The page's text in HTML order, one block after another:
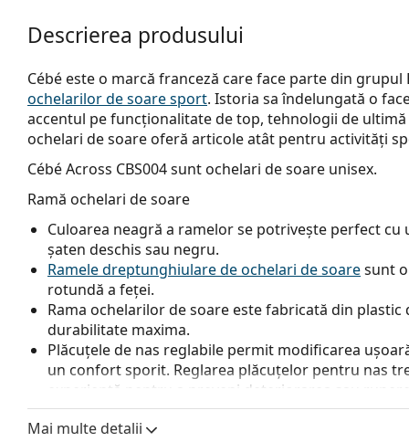
Descrierea produsului
Cébé este o marcă franceză care face parte din
ochelarilor de soare sport. Istoria sa îndelungată o
accentul pe funcționalitate de top, tehnologii de
ochelari de soare oferă articole atât pentru activități
Cébé Across CBS004sunt ochelari de soare unisex.
Ramă ochelari de soare
Culoarea neagră a ramelor se potrivește perfect
șaten deschis sau negru.
Ramele dreptunghiulare de ochelari de soaresunt
rotundă a feței.
Rama ochelarilor de soare este fabricată din
durabilitate maxima.
Plăcuțele de nas reglabile permit modificarea
un confort sporit. Reglarea plăcuțelor pentru nas
experiență pentru a preveni deteriorarea sau
Lentile ochelari de soare
Mai multe detalii